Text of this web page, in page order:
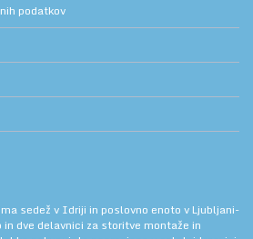
podatkov
sedež v Idriji in poslovno enoto v Ljubljani-
in dve delavnici za storitve montaže in